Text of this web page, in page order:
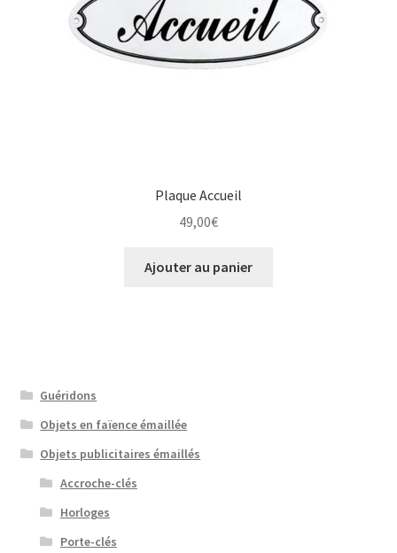
Plaque Accueil
49,00€
Ajouter au panier
Guéridons
Objets en faïence émaillée
Objets publicitaires émaillés
Accroche-clés
Horloges
Porte-clés